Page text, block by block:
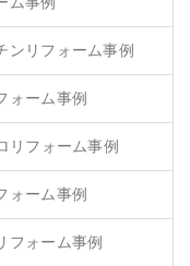
ンリフォーム事例
ォーム事例
リフォーム事例
ォーム事例
フォーム事例